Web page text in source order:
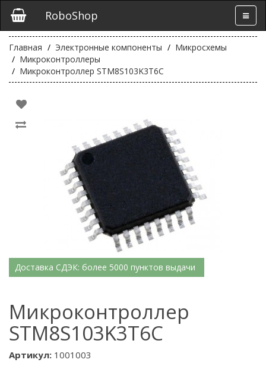
RoboShop
Главная Электронные компоненты
Микросхемы
Микроконтроллеры
Микроконтроллер STM8S103K3T6C
Доставка СДЭК: более 5000 пунктов выдачи
Микроконтроллер
STM8S103K3T6C
Артикул: 1001003